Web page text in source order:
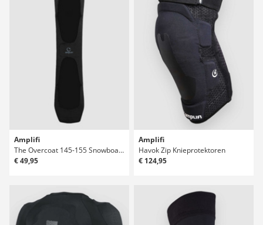
Amplifi
The Overcoat 145-155 Snowboard-Tasche
€ 49,95
Amplifi
Havok Zip Knieprotektoren
€ 124,95